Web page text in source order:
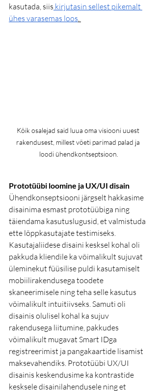
kasutada, siis kirjutasin sellest pikemalt
ühes varasemas loos
Kõik osalejad said luua oma visiooni uuest
rakendusest, millest võeti parimad palad ja
loodi ühendkontseptsioon.
Prototüübi loomine ja UX/UI disain
Ühendkonseptsiooni järgselt hakkasime
disainima esmast prototüübiga ning
täiendama kasutuslugusid, et valmistuda
ette lõppkasutajate testimiseks.
Kasutajaliidese disaini kesksel kohal oli
pakkuda kliendile ka võimalikult sujuvat
üleminekut füüsilise puldi kasutamiselt
mobiilirakendusega toodete
skaneerimisele ning teha selle kasutus
võimalikult intuitiivseks. Samuti oli
disainis olulisel kohal ka sujuv
rakendusega liitumine, pakkudes
võimalikult mugavat Smart IDga
registreerimist ja pangakaartide lisamist
maksevahendiks. Prototüübi UX/UI
disainis keskendusime ka kontrastide
kesksele disainilahendusele ning et